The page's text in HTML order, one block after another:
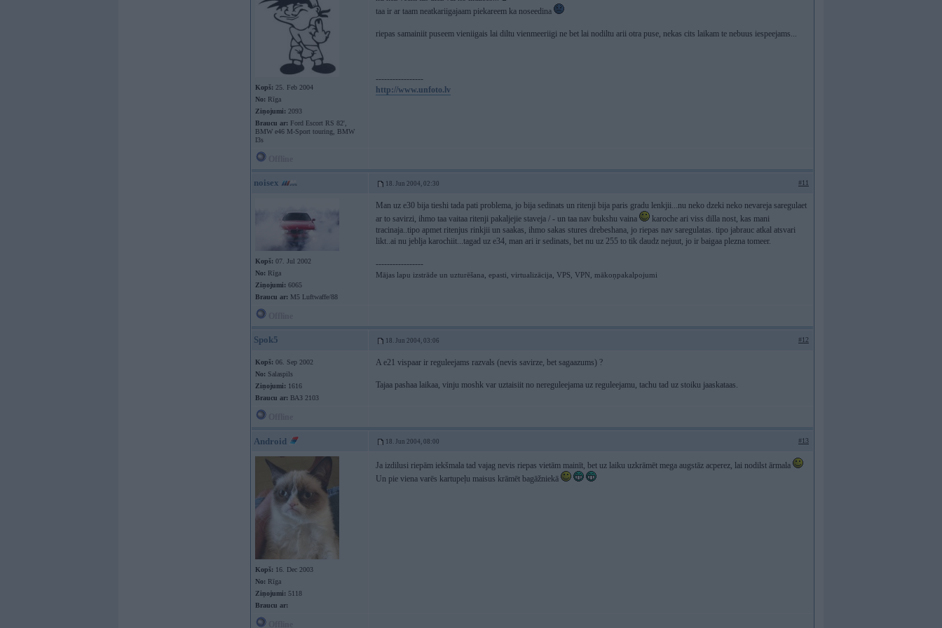
Kopš: 25. Feb 2004
No: Rīga
Ziņojumi: 2093
Braucu ar: Ford Escort RS 82',
BMW e46 M-Sport touring, BMW
I3s
taa ir ar taam neatkariigajaam piekareem ka noseedina
riepas samainiit puseem vieniigais lai diltu vienmeeriigi ne bet lai nodiltu arii otra puse, nekas cits laikam te nebuus iespeejams...
-----------------
http://www.unfoto.lv
noisex 18. Jun 2004, 02:30 #11
Kopš: 07. Jul 2002
No: Rīga
Ziņojumi: 6065
Braucu ar: M5 Luftwaffe/88
Man uz e30 bija tieshi tada pati problema, jo bija sedinats un ritenji bija paris gradu lenkjii...nu neko dzeki neko nevareja saregulaet
ar to savirzi, ihmo taa vaitaa ritenji pakaljejie staveja / - un taa nav bukshu vaina
karoche ari viss dilla nost, kas mani
tracinaja..tipo apmet ritenjus rinkjii un saakas, ihmo sakas stures drebeshana, jo riepas nav saregulatas. tipo jabrauc atkal atsvari
likt..ai nu jeblja karochiit...tagad uz e34, man ari ir sedinats, bet nu uz 255 to tik daudz nejuut, jo ir baigaa plezna tomeer.
-----------------
Mājas lapu izstrāde un uzturēšana, epasti, virtualizācija, VPS, VPN, mākoņpakalpojumi
Spok5 18. Jun 2004, 03:06 #12
Kopš: 06. Sep 2002
No: Salaspils
Ziņojumi: 1616
Braucu ar: ВАЗ 2103
A e21 vispaar ir reguleejams razvals (nevis savirze, bet sagaazums) ?
Tajaa pashaa laikaa, vinju moshk var uztaisiit no nereguleejama uz reguleejamu, tachu tad uz stoiku jaaskataas.
Android 18. Jun 2004, 08:00 #13
Kopš: 16. Dec 2003
No: Rīga
Ziņojumi: 5118
Braucu ar:
Ja izdilusi riepām iekšmala tad vajag nevis riepas vietām mainīt, bet uz laiku uzkrāmēt mega augstāz acperez, lai nodilst ārmala
Un pie viena varēs kartupeļu maisus krāmēt bagāžniekā